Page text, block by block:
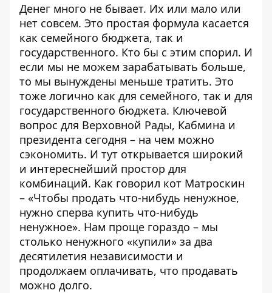
Денег много не бывает. Их или мало или
нет совсем. Это простая формула касается
как семейного бюджета, так и
государственного. Кто бы с этим спорил. И
если мы не можем зарабатывать больше,
то мы вынуждены меньше тратить. Это
тоже логично как для семейного, так и для
государственного бюджета. Ключевой
вопрос для Верховной Рады, Кабмина и
президента сегодня – на чем можно
сэкономить. И тут открывается широкий
и интереснейший простор для
комбинаций. Как говорил кот Матроскин
– «Чтобы продать что-нибудь ненужное,
нужно сперва купить что-нибудь
ненужное». Нам проще гораздо – мы
столько ненужного «купили» за два
десятилетия независимости и
продолжаем оплачивать, что продавать
можно долго.